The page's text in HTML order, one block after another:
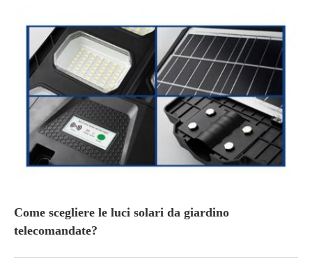
Come scegliere le luci solari da giardino
telecomandate?